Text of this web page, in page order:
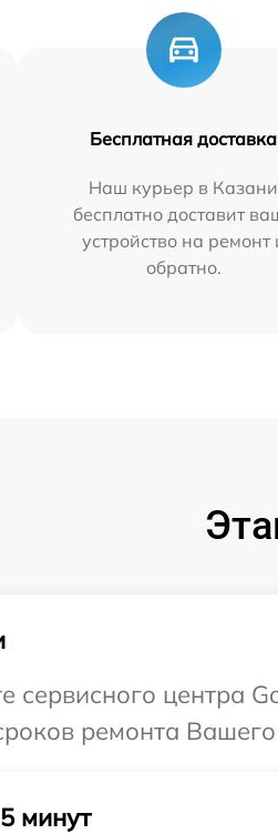
Бесплатная доставка
Наш курьер в Казани
бесплатно доставит
устройство на ремонт
обратно.
сервисного центра
ремонта
минут